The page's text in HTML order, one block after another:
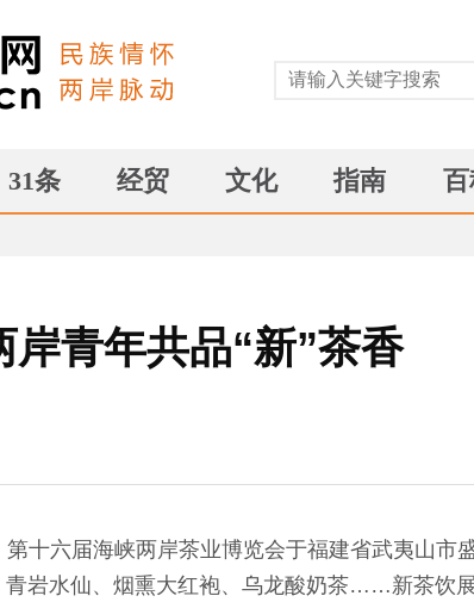
31条 经贸 文化 指南
青年共品“新”茶香
六届海峡两岸茶业博览会于福建省武夷山市
岩水仙、烟熏大红袍、乌龙酸奶茶……新茶饮